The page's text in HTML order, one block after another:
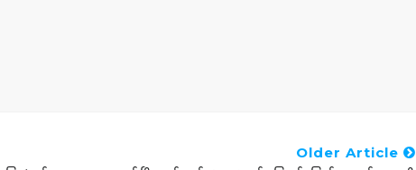
Older Article